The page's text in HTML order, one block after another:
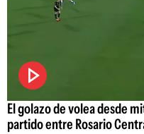
El golazo de volea desde
partido entre Rosario